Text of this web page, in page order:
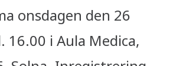
onsdagen den 26
16.00 i Aula Medica,